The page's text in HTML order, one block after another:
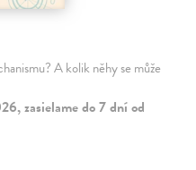
A kolik něhy se může
zasielame do 7 dní od